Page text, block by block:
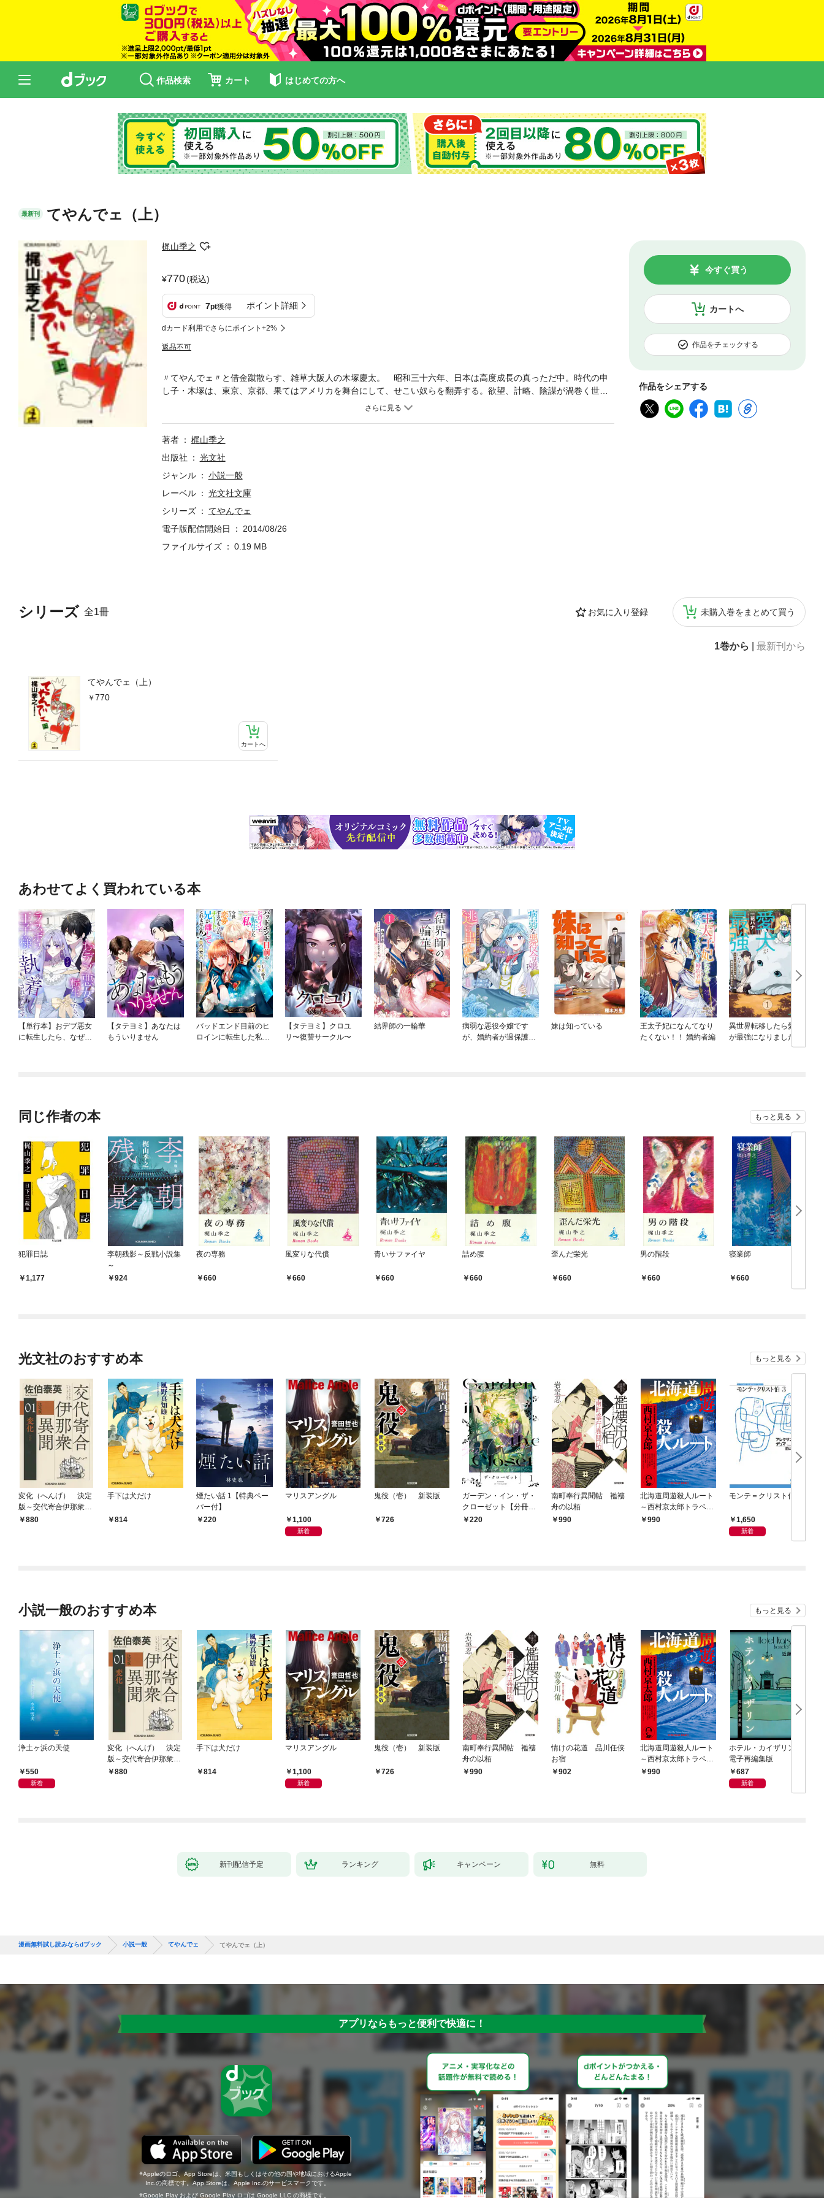
作品検索 カート はじめての方へ
最新刊 てやんでェ（上）
梶山季之
770(税込)
7pt獲得 ポイント詳細
dカード利用でさらにポイント+2%
返品不可
カートへ
今すぐ買う
作品をチェックする
作品をシェアする
シリーズ 全1冊 お気に入り登録 未購入巻をまとめて買う
1巻から 最新刊から
てやんでェ（上）
770
カートへ
〃てやんでェ〃と借金蹴散らす、雑草大阪人の木塚慶太。 昭和三十六年、日本は高度成長の真っただ中。時代の申
し子・木塚は、東京、京都、果てはアメリカを舞台にして、せこい奴らを翻弄する。欲望、計略、陰謀が渦巻く世間
を手玉にとって、自由自在に活躍する破天荒な快男児を描いた痛快娯楽小説の大傑作！
著者
梶山季之
出版社
光文社
ジャンル
小説一般
レーベル
光文社文庫
シリーズ
てやんでェ
電子版配信開始日
2014/08/26
ファイルサイズ
0.19 MB
あわせてよく買われている本
【単行本】おデブ悪女
に転生したら、なぜか
【タテヨミ】あなたは
もういりません
バッドエンド目前のヒ
ロインに転生した私、
【タテヨミ】クロユ
リ〜復讐サークル〜
結界師の一輪華
病弱な悪役令嬢です
が、婚約者が過保護す
妹は知っている
王太子妃になんてなり
たくない！！ 婚約者編
異世界転移したら愛犬
が最強になりました ～
シルバーフェンリルと
同じ作者の本 もっと見る
犯罪日誌
1,177
李朝残影～反戦小説集
～
924
夜の専務
660
風変りな代償
660
青いサファイヤ
660
詰め腹
660
歪んだ栄光
660
男の階段
660
寝業師
660
光文社のおすすめ本 もっと見る
変化（へんげ） 決定
版～交代寄合伊那衆異
聞（1）～
880
手下は犬だけ
814
煙たい話 1【特典ペー
パー付】
220
マリスアングル
1,100
新着
鬼役（壱） 新装版
726
ガーデン・イン・ザ・
クローゼット【分冊
版】1
220
南町奉行異聞帖 襤褸
舟の以栢
990
北海道周遊殺人ルート
～西村京太郎トラベル
ミステリー・セレクシ
990
モンテ＝クリスト伯3
1,650
新着
小説一般のおすすめ本 もっと見る
浄土ヶ浜の天使
550
新着
変化（へんげ） 決定
版～交代寄合伊那衆異
聞（1）～
880
手下は犬だけ
814
マリスアングル
1,100
新着
鬼役（壱） 新装版
726
南町奉行異聞帖 襤褸
舟の以栢
990
情けの花道 品川任侠
お宿
902
北海道周遊殺人ルート
～西村京太郎トラベル
ミステリー・セレクシ
990
ホテル・カイザリン
電子再編集版
687
新着
新刊配信予定 ランキング キャンペーン 無料
漫画無料試し読みならdブック 小説一般 てやんでェ てやんでェ（上）
アプリならもっと便利で快適に！
Appleのロゴ、App Storeは、米国もしくはその他の国や地域におけるApple
Inc.の商標です。App Storeは、Apple Inc.のサービスマークです。
Google Play および Google Play ロゴは Google LLC の商標です。